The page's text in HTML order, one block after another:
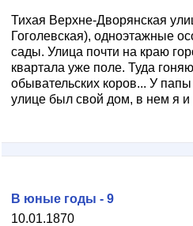
Тихая Верхне-Дворянская
Гоголевская), одноэтажные
сады. Улица почти на краю
квартала уже поле. Туда
обывательских коров... У
улице был свой дом, в нем я и
10.01.1870
В юные годы - 9